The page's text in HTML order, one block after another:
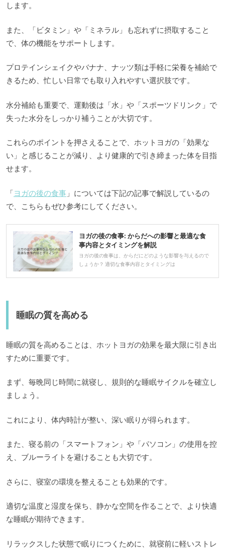
します。
また、「ビタミン」や「ミネラル」も忘れずに摂取すること
で、体の機能をサポートします。
プロテインシェイクやバナナ、ナッツ類は手軽に栄養を補給で
きるため、忙しい日常でも取り入れやすい選択肢です。
水分補給も重要で、運動後は「水」や「スポーツドリンク」で
失った水分をしっかり補うことが大切です。
これらのポイントを押さえることで、ホットヨガの「効果な
い」と感じることが減り、より健康的で引き締まった体を目指
せます。
「ヨガの後の食事」については下記の記事で解説しているの
で、こちらもぜひ参考にしてください。
ヨガの後の食事: からだへの影響と最適な食
事内容とタイミングを解説
ヨガの後の食事は、からだにどのような影響を与えるので
しょうか？ 適切な食事内容とタイミングは
睡眠の質を高める
睡眠の質を高めることは、ホットヨガの効果を最大限に引き出
すために重要です。
まず、毎晩同じ時間に就寝し、規則的な睡眠サイクルを確立し
ましょう。
これにより、体内時計が整い、深い眠りが得られます。
また、寝る前の「スマートフォン」や「パソコン」の使用を控
え、ブルーライトを避けることも大切です。
さらに、寝室の環境を整えることも効果的です。
適切な温度と湿度を保ち、静かな空間を作ることで、より快適
な睡眠が期待できます。
リラックスした状態で眠りにつくために、就寝前に軽いストレ